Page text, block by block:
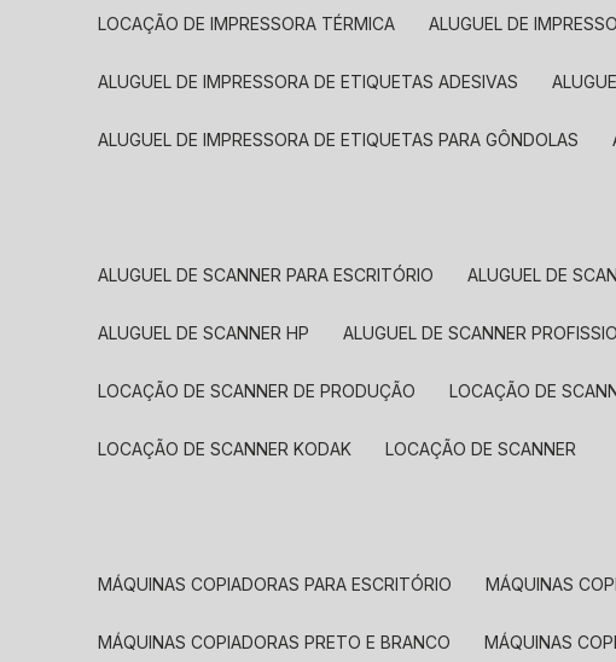
LOCAÇÃO DE IMPRESSORA TÉRMICA ALUGUEL DE
ALUGUEL DE IMPRESSORA DE ETIQUETAS ADESIVAS
ALUGUEL DE IMPRESSORA DE ETIQUETAS PARA GÔNDOLAS
ALUGUEL DE SCANNER PARA ESCRITÓRIO ALUGUEL DE
ALUGUEL DE SCANNER HP ALUGUEL DE SCANNER
LOCAÇÃO DE SCANNER DE PRODUÇÃO LOCAÇÃO DE
LOCAÇÃO DE SCANNER KODAK LOCAÇÃO DE SCANNER
MÁQUINAS COPIADORAS PARA ESCRITÓRIO MÁQUINAS
MÁQUINAS COPIADORAS PRETO E BRANCO MÁQUINAS